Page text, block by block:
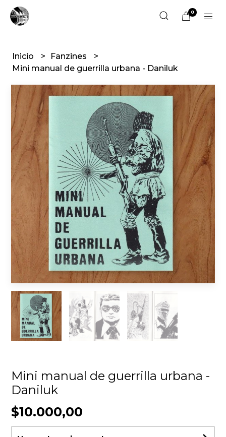
0
Inicio
Fanzines
Mini manual de guerrilla urbana - Daniluk
Mini manual de guerrilla urbana -
Daniluk
$10.000,00